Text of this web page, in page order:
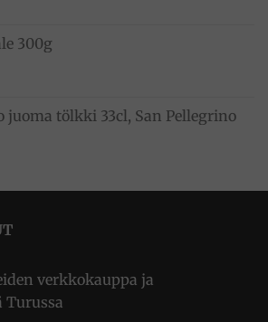
300g
juoma tölkki 33cl, San Pellegrino
verkkokauppa ja